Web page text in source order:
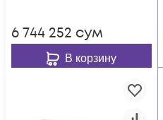
6 744 252 сум
В корзину